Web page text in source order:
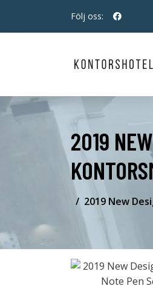
Följ oss:
2019
2019 New